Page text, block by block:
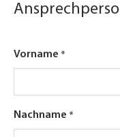
Vorname
Nachname